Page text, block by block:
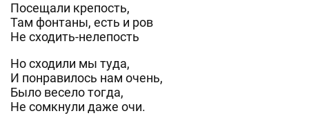
Посещали крепость,
Там фонтаны, есть и ров
Не сходить-нелепость
Но сходили мы туда,
И понравилось нам очень,
Было весело тогда,
Не сомкнули даже очи.